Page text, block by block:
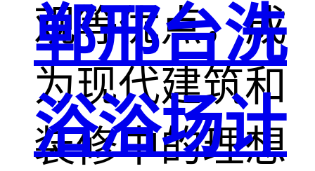
观等优点，成
为现代建筑和
装修中的理想
郸邢台洗
浴浴场计